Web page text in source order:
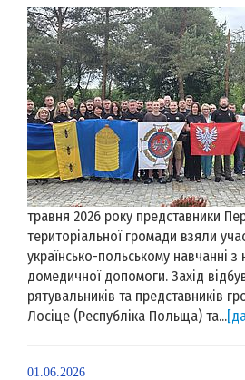
травня 2026 року представники
територіальної громади взяли
українсько-польському навчанні
домедичної допомоги. Захід
рятувальників та представників
Лосіце (Республіка Польща) та...
01.06.2026